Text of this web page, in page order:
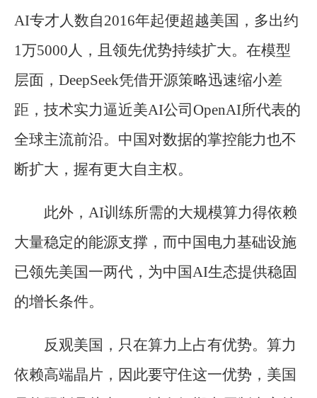
AI专才人数自2016年起便超越美国，多出约
1万5000人，且领先优势持续扩大。在模型
层面，DeepSeek凭借开源策略迅速缩小差
距，技术实力逼近美AI公司OpenAI所代表的
全球主流前沿。中国对数据的掌控能力也不
断扩大，握有更大自主权。
此外，AI训练所需的大规模算力得依赖
大量稳定的能源支撑，而中国电力基础设施
已领先美国一两代，为中国AI生态提供稳固
的增长条件。
反观美国，只在算力上占有优势。算力
依赖高端晶片，因此要守住这一优势，美国